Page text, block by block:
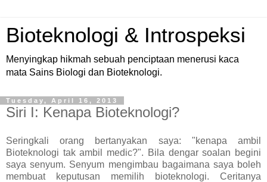
Bioteknologi & Introspeksi
Menyingkap hikmah sebuah penciptaan menerusi kaca
mata Sains Biologi dan Bioteknologi.
Tuesday, April 16, 2013
Siri I: Kenapa Bioteknologi?
Seringkali orang bertanyakan saya: "kenapa ambil
Bioteknologi tak ambil medic?". Bila dengar soalan begini
saya senyum. Senyum mengimbau bagaimana saya boleh
membuat keputusan memilih bioteknologi. Ceritanya